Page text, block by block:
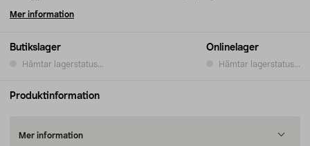
Butikslager
Hämtar lagerstatus...
Onlinelager
Hämtar lagerstatus...
Mer information
Produktinformation
Mer information